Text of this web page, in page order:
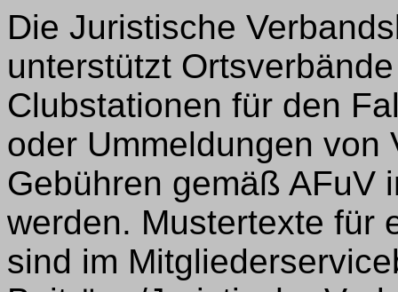
Die Juristische
unterstützt
Clubstationen für den
oder Ummeldungen von
Gebühren gemäß AFuV
werden. Mustertexte für
sind im